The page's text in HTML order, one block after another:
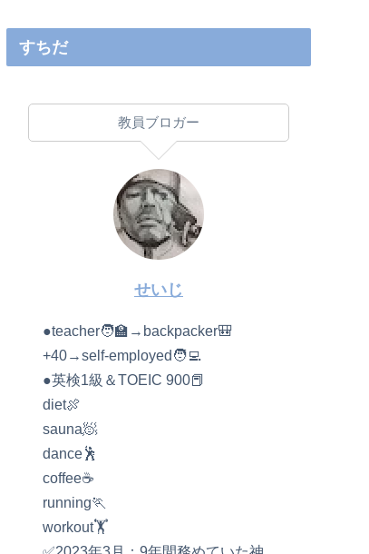
すちだ
教員ブロガー
せいじ
●teacher🧑‍🏫→backpacker🎒
+40→self-employed🧑‍💻
●英検1級＆TOEIC 900📕
diet🍖
sauna🧖
dance🕺
coffee☕️
running🏃
workout🏋️